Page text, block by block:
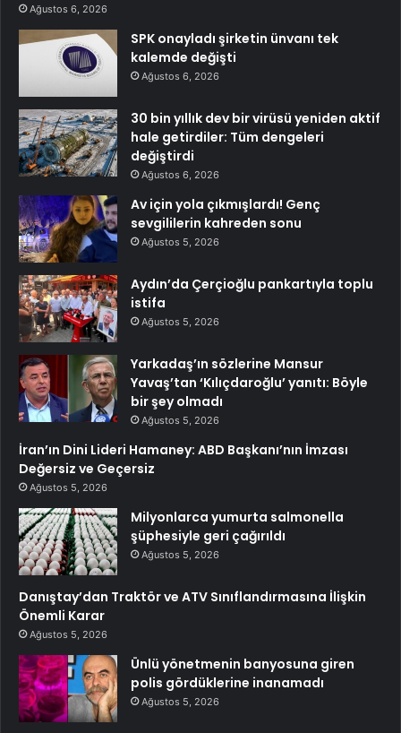
Ağustos 6, 2026
SPK onayladı şirketin ünvanı tek
kalemde değişti
Ağustos 6, 2026
30 bin yıllık dev bir virüsü yeniden aktif
hale getirdiler: Tüm dengeleri
değiştirdi
Ağustos 6, 2026
Av için yola çıkmışlardı! Genç
sevgililerin kahreden sonu
Ağustos 5, 2026
Aydın’da Çerçioğlu pankartıyla toplu
istifa
Ağustos 5, 2026
Yarkadaş’ın sözlerine Mansur
Yavaş’tan ‘Kılıçdaroğlu’ yanıtı: Böyle
bir şey olmadı
Ağustos 5, 2026
İran’ın Dini Lideri Hamaney: ABD Başkanı’nın İmzası
Değersiz ve Geçersiz
Ağustos 5, 2026
Milyonlarca yumurta salmonella
şüphesiyle geri çağırıldı
Ağustos 5, 2026
Danıştay’dan Traktör ve ATV Sınıflandırmasına İlişkin
Önemli Karar
Ağustos 5, 2026
Ünlü yönetmenin banyosuna giren
polis gördüklerine inanamadı
Ağustos 5, 2026